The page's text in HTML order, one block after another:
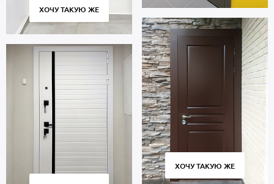
ХОЧУ ТАКУЮ ЖЕ
ХОЧУ ТАКУЮ ЖЕ